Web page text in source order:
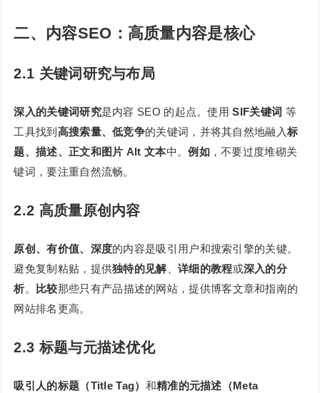
二、内容SEO：高质量内容是核心
2.1 关键词研究与布局
深入的关键词研究是内容 SEO 的起点。使用SIF关键词 等
工具找到 高搜索量、低竞争的关键词，并将其自然地融入标
题、描述、正文和图片 Alt 文本中。例如 ，不要过度堆砌关
键词，要注重自然流畅。
2.2 高质量原创内容
原创、有价值、深度的内容是吸引用户和搜索引擎的关键。
避免复制粘贴，提供独特的见解、 详细的教程或深入的分
析。 比较那些只有产品描述的网站，提供博客文章和指南的
网站排名更高。
2.3 标题与元描述优化
吸引人的标题（Title Tag） 和精准的元描述（Meta